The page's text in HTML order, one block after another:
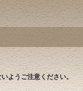
ようご注意ください。